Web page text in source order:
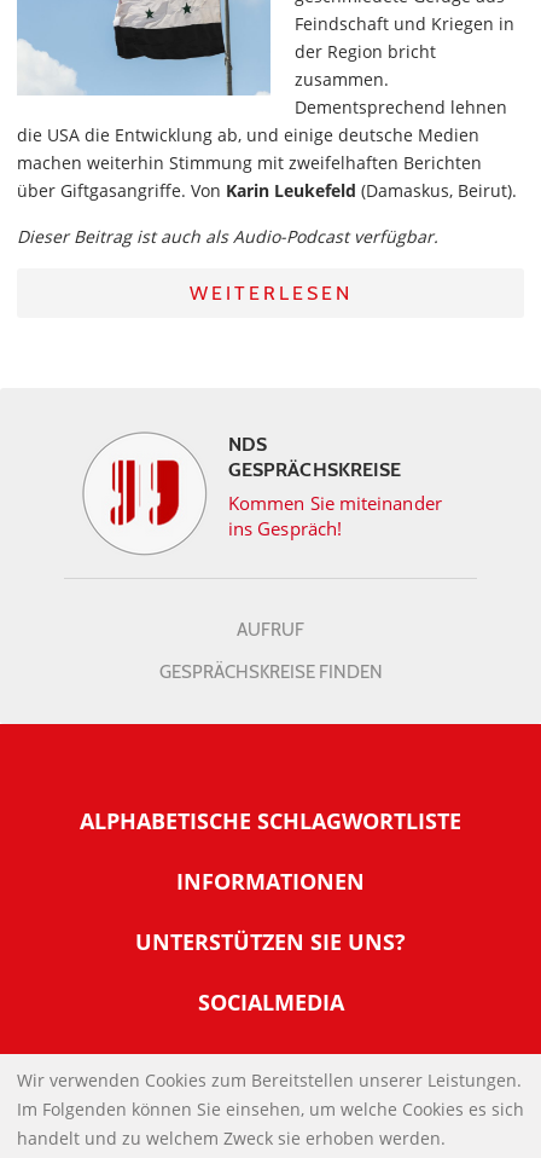
Feindschaft und Kriegen in
der Region bricht
zusammen.
Dementsprechend lehnen
die USA die Entwicklung ab, und einige deutsche Medien
machen weiterhin Stimmung mit zweifelhaften Berichten
über Giftgasangriffe. Von Karin Leukefeld (Damaskus, Beirut).
Dieser Beitrag ist auch als Audio-Podcast verfügbar.
WEITERLESEN
NDS
GESPRÄCHSKREISE
Kommen Sie miteinander
ins Gespräch!
AUFRUF
GESPRÄCHSKREISE FINDEN
ALPHABETISCHE SCHLAGWORTLISTE
INFORMATIONEN
Warum NachDenkSeiten
Tipps zur Nutzung der NachDenkSeiten
Banner und E-Mail-Signaturen
Links
Kontakt
UNTERSTÜTZEN SIE UNS?
Werden Sie Fördermitglied
Spenden Sie Online
SOCIALMEDIA
IMPRESSUM
DATENSCHUTZERKLÄRUNG
Wir verwenden Cookies zum Bereitstellen unserer Leistungen.
Im Folgenden können Sie einsehen, um welche Cookies es sich
handelt und zu welchem Zweck sie erhoben werden.